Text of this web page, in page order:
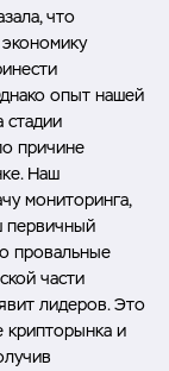
что
опыт нашей
стадии
причине
Наш
мониторинга,
первичный
провальные
части
лидеров. Это
и